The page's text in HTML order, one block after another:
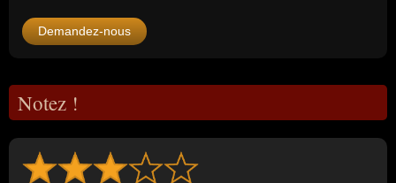
Demandez-nous
Notez !